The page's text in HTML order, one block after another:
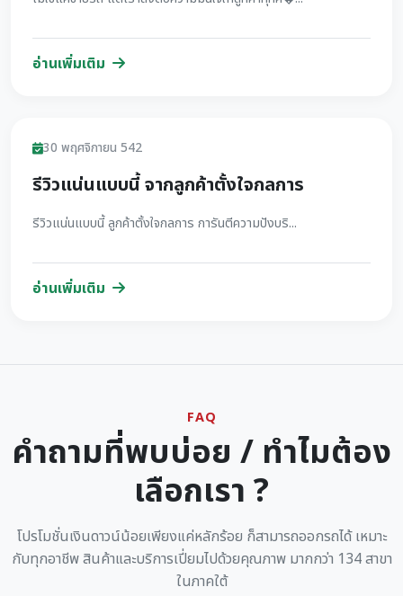
อ่านเพิ่มเติม
รีวิว
30 พฤศจิกายน 542
รีวิวแน่นแบบนี้ จากลูกค้าตั้งใจกลการ
รีวิวแน่นแบบนี้ ลูกค้าตั้งใจกลการ การันตีความปังบริ...
อ่านเพิ่มเติม
FAQ
คำถามที่พบบ่อย / ทำไมต้อง
เลือกเรา ?
โปรโมชั่นเงินดาวน์น้อยเพียงแค่หลักร้อย ก็สามารถออกรถได้ เหมาะ
กับทุกอาชีพ สินค้าและบริการเปี่ยมไปด้วยคุณภาพ มากกว่า 134 สาขา
ในภาคใต้